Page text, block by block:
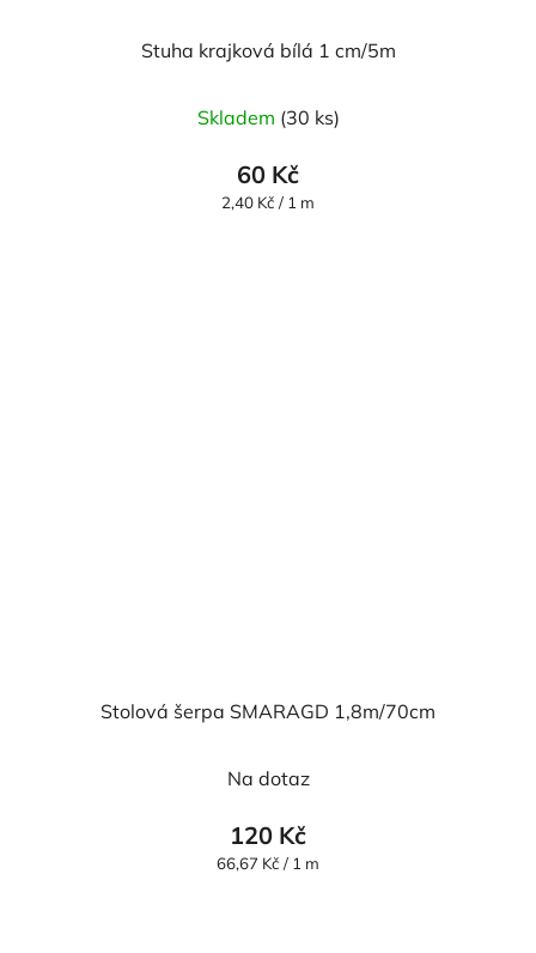
Stuha krajková bílá 1 cm/5m
Skladem (30 ks)
60 Kč
Měrná
2,40 Kč / 1 m
Stolová šerpa SMARAGD 1,8m/70cm
Na dotaz
120 Kč
Měrná
66,67 Kč / 1 m